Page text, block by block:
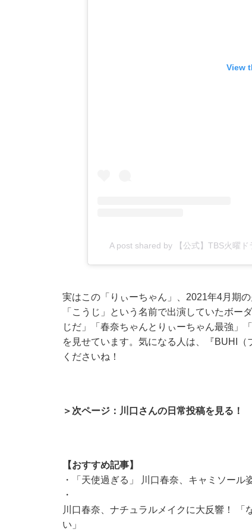
View
A post shared by 【公式】TBS火曜
実はこの「りぃーちゃん」、2021年4月期
「こうじ」という名前で出演していたボー
じだ」「春奈ちゃんとりぃーちゃん最強」
を見せています。気になる人は、『BUHI
くださいね！
＞次ページ：川口さんの日常投稿を見る！
【おすすめ記事】
・
「天使過ぎる」 川口春奈、キャミソー
・
川口春奈、ナチュラルメイクに大反響！
い」